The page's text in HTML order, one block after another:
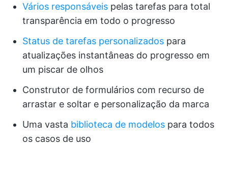
Vários responsáveis pelas tarefas para total
transparência em todo o progresso
Status de tarefas personalizados para
atualizações instantâneas do progresso em
um piscar de olhos
Construtor de formulários com recurso de
arrastar e soltar e personalização da marca
Uma vasta biblioteca de modelos para todos
os casos de uso